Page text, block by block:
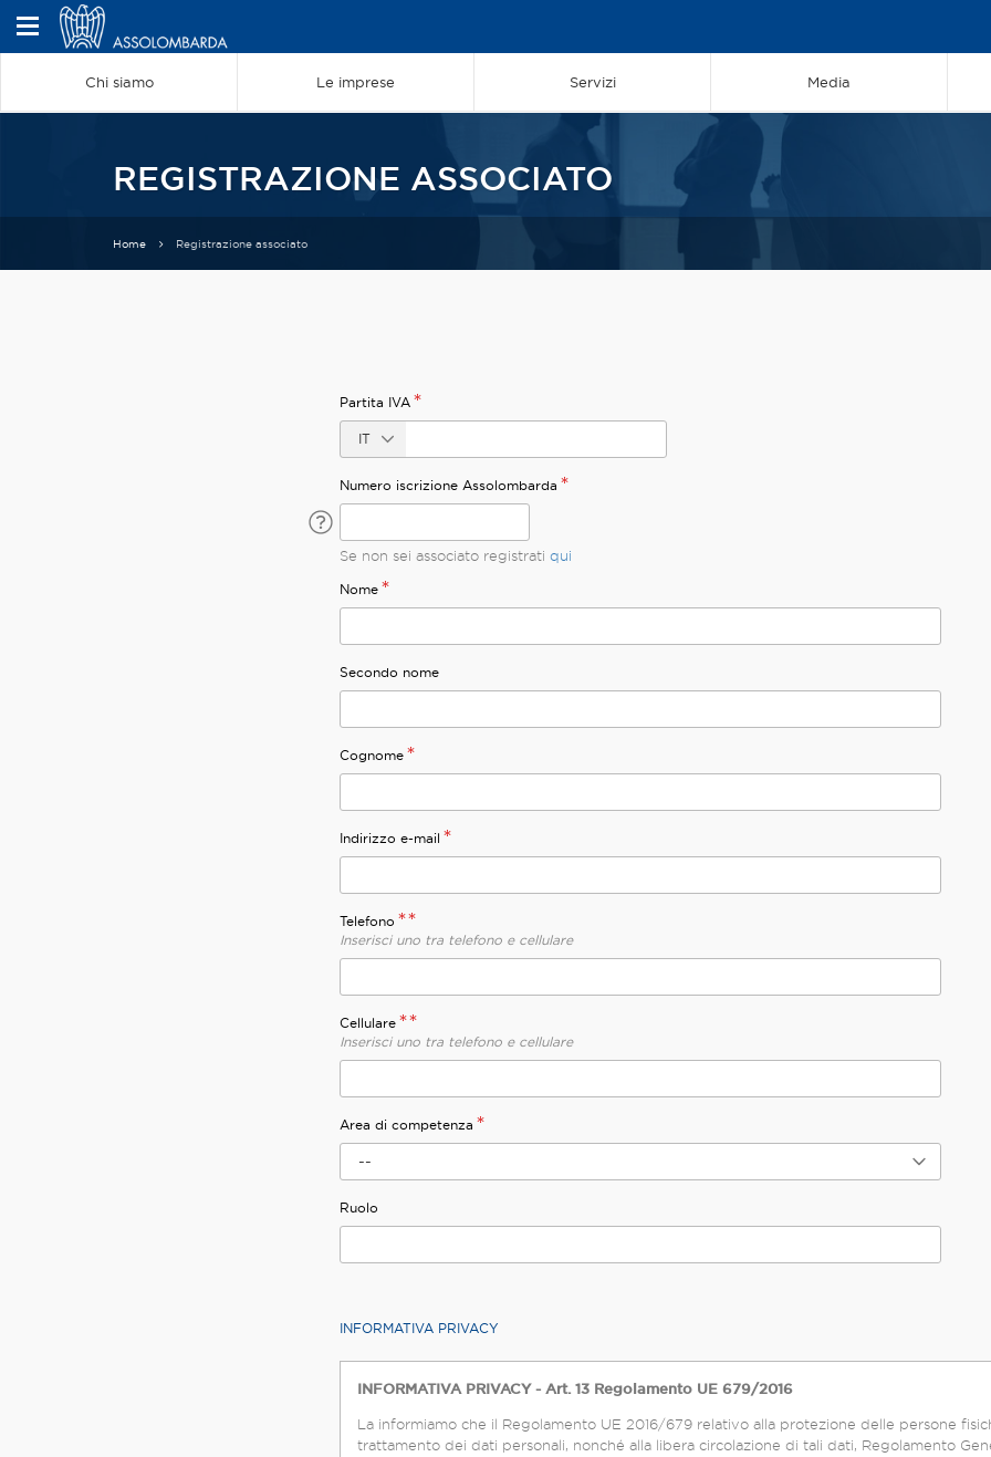
Chi siamo Le imprese Servizi Media
REGISTRAZIONE ASSOCIATO
Home Registrazione associato
Partita IVA *
Numero iscrizione Assolombarda *
Se non sei associato registrati qui
Nome *
Secondo nome
Cognome *
Indirizzo e-mail *
Telefono **
Inserisci uno tra telefono e cellulare
Cellulare **
Inserisci uno tra telefono e cellulare
Area di competenza *
--
Ruolo
INFORMATIVA PRIVACY
INFORMATIVA PRIVACY - Art. 13 Regolamento UE 679/2016
La informiamo che il Regolamento UE 2016/679 relativo alla protezione delle persone
trattamento dei dati personali, nonché alla libera circolazione di tali dati, Regolamento